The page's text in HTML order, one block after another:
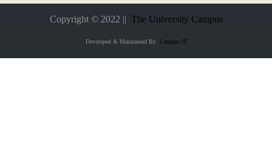
Copyright © 2022 || The University Campus
Developed & Maintained ByCampus IT